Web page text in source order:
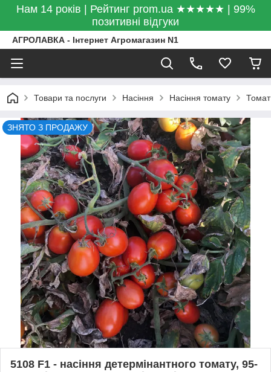
Нам 14 років | Рейтинг prom.ua ★★★★★ | 99%
позитивні відгуки
АГРОЛАВКА - Інтернет Агромагазин N1
Товари та послуги Насіння Насіння томату Томат
ЗНЯТО З ПРОДАЖУ
5108 F1 - насіння детермінантного томату, 95-